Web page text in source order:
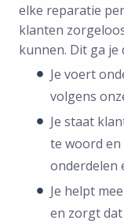
elke reparatie
klanten
kunnen. Dit ga je
Je voert
volgens
Je staat
te woord
onderdelen
Je helpt
en zorgt